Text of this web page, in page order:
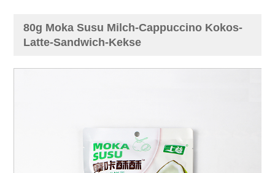
80g Moka Susu Milch-Cappuccino Kokos-
Latte-Sandwich-Kekse